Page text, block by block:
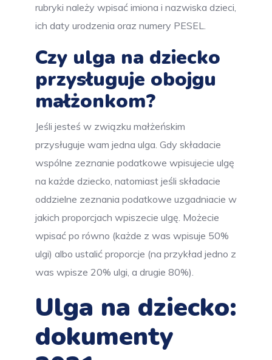
rubryki należy wpisać imiona i nazwiska dzieci,
ich daty urodzenia oraz numery PESEL.
Czy ulga na dziecko
przysługuje obojgu
małżonkom?
Jeśli jesteś w związku małżeńskim
przysługuje wam jedna ulga. Gdy składacie
wspólne zeznanie podatkowe wpisujecie ulgę
na każde dziecko, natomiast jeśli składacie
oddzielne zeznania podatkowe uzgadniacie w
jakich proporcjach wpiszecie ulgę. Możecie
wpisać po równo (każde z was wpisuje 50%
ulgi) albo ustalić proporcje (na przykład jedno z
was wpisze 20% ulgi, a drugie 80%).
Ulga na dziecko:
dokumenty